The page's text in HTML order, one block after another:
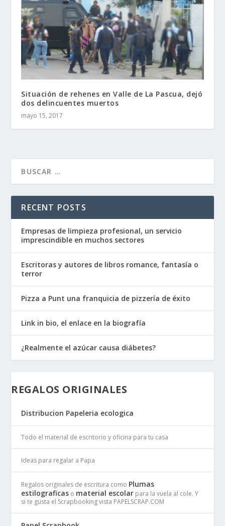
Situación de rehenes en Valle de La Pascua, dejó
dos delincuentes muertos
mayo 15, 2017
RECENT POSTS
Empresas de limpieza profesional, un servicio
imprescindible en muchos sectores
Escritoras y autores de libros romance, fantasía o
terror
Pizza a Punt una franquicia de pizzería de éxito
Link in bio, el enlace en la biografía
¿Realmente el azúcar causa diábetes?
REGALOS ORIGINALES
Distribucion Papeleria ecologica
Todo el material de escritorio y oficina para tu casa
Ideas para regalar a Papa
Regalos originales de escritura como Plumas
estilograficas o material escolar para la vuela al cole. Y
si te gusta el Scrapbooking vista PAPELSCRAP.COM